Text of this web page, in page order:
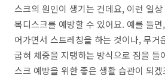
스크의 원인이 생기는 건데요, 이런 일
목디스크를 예방할 수 있어요. 예를 들
어가면서 스트레칭을 하는 것이나, 무거
굽혀 체중을 지탱하는 방식으로 짐을 들
스크 예방을 위한 좋은 생활 습관이 되겠